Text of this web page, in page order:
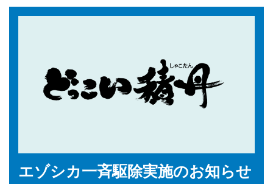
エゾシカ一斉駆除実施のお知らせ